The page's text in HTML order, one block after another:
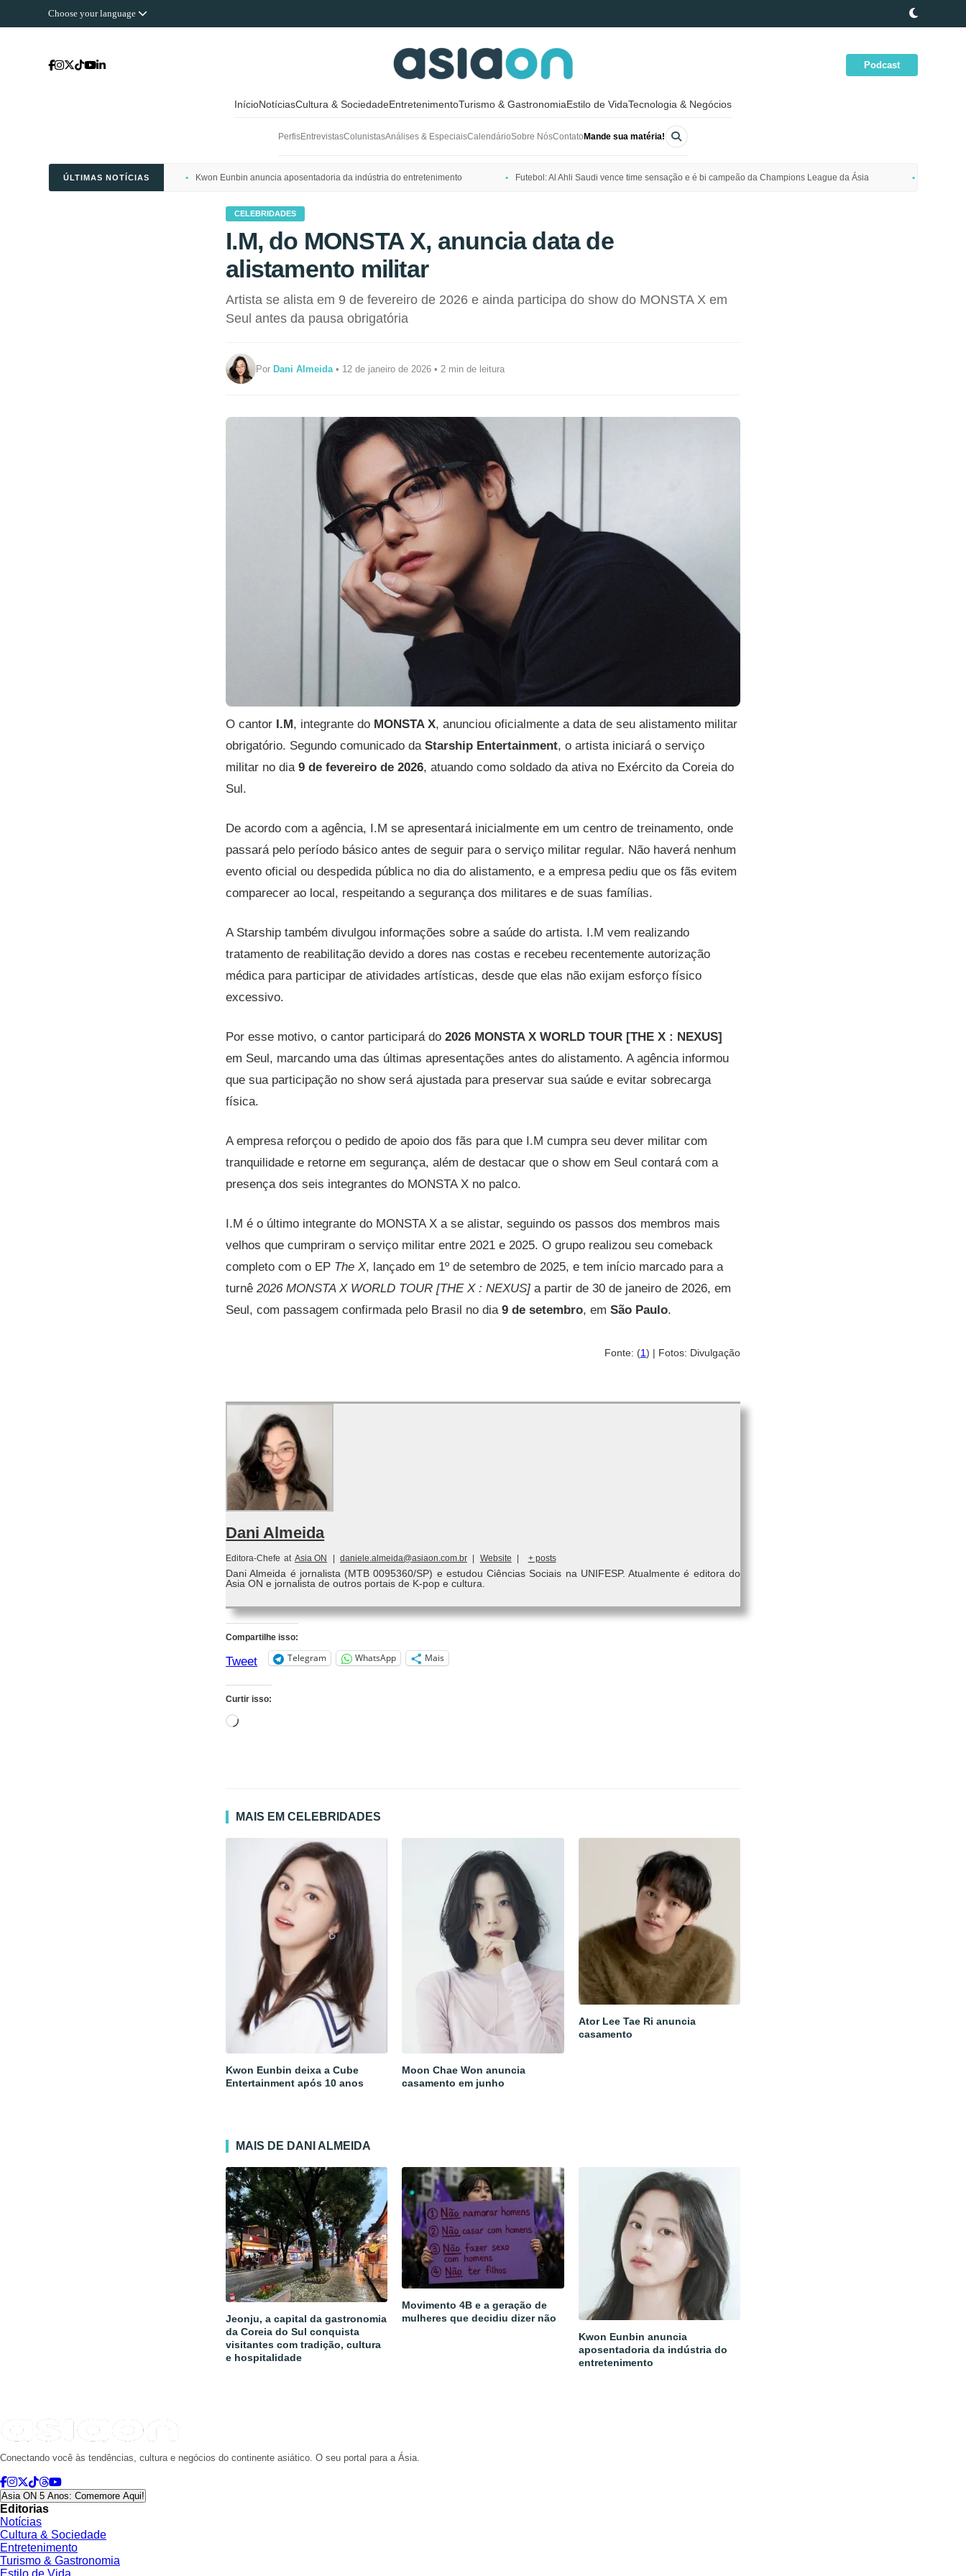
Choose your language
Podcast
InícioNotíciasCultura & SociedadeEntretenimentoTurismo & GastronomiaEstilo de VidaTecnologia & Negócios
PerfisEntrevistasColunistasAnálises & EspeciaisCalendárioSobre NósContato Mande sua matéria!
ÚLTIMAS NOTÍCIAS Kwon Eunbin anuncia aposentadoria da indústria do entretenimento Futebol: Al Ahli Saudi vence time sensação e é bi campeão da Champions League da Ásia
CELEBRIDADES
I.M, do MONSTA X, anuncia data de
alistamento militar
Artista se alista em 9 de fevereiro de 2026 e ainda participa do show do MONSTA X em
Seul antes da pausa obrigatória
PorDani Almeida • 12 de janeiro de 2026 • 2 min de leitura
O cantor I.M, integrante do MONSTA X, anunciou oficialmente a data de seu alistamento militar
obrigatório. Segundo comunicado daStarship Entertainment, o artista iniciará o serviço
militar no dia9 de fevereiro de 2026, atuando como soldado da ativa no Exército da Coreia do
Sul.
De acordo com a agência, I.M se apresentará inicialmente em um centro de treinamento, onde
passará pelo período básico antes de seguir para o serviço militar regular. Não haverá nenhum
evento oficial ou despedida pública no dia do alistamento, e a empresa pediu que os fãs evitem
comparecer ao local, respeitando a segurança dos militares e de suas famílias.
A Starship também divulgou informações sobre a saúde do artista. I.M vem realizando
tratamento de reabilitação devido a dores nas costas e recebeu recentemente autorização
médica para participar de atividades artísticas, desde que elas não exijam esforço físico
excessivo.
Por esse motivo, o cantor participará do2026 MONSTA X WORLD TOUR [THE X : NEXUS]
em Seul, marcando uma das últimas apresentações antes do alistamento. A agência informou
que sua participação no show será ajustada para preservar sua saúde e evitar sobrecarga
física.
A empresa reforçou o pedido de apoio dos fãs para que I.M cumpra seu dever militar com
tranquilidade e retorne em segurança, além de destacar que o show em Seul contará com a
presença dos seis integrantes do MONSTA X no palco.
I.M é o último integrante do MONSTA X a se alistar, seguindo os passos dos membros mais
velhos que cumpriram o serviço militar entre 2021 e 2025. O grupo realizou seu comeback
completo com o EP The X, lançado em 1º de setembro de 2025, e tem início marcado para a
turnê2026 MONSTA X WORLD TOUR [THE X : NEXUS] a partir de 30 de janeiro de 2026, em
Seul, com passagem confirmada pelo Brasil no dia9 de setembro, emSão Paulo.
Fonte: (1) | Fotos: Divulgação
Dani Almeida
Editora-Chefe at Asia ON daniele.almeida@asiaon.com.br Website + posts
Dani Almeida é jornalista (MTB 0095360/SP) e estudou Ciências Sociais na UNIFESP. Atualmente é editora do
Asia ON e jornalista de outros portais de K-pop e cultura.
Compartilhe isso:
Tweet Telegram WhatsApp Mais
Curtir isso:
Carregando...
MAIS EM CELEBRIDADES
Kwon Eunbin deixa a Cube
Entertainment após 10 anos
Moon Chae Won anuncia
casamento em junho
Ator Lee Tae Ri anuncia
casamento
MAIS DE DANI ALMEIDA
Jeonju, a capital da gastronomia
da Coreia do Sul conquista
visitantes com tradição, cultura
e hospitalidade
Movimento 4B e a geração de
mulheres que decidiu dizer não
Kwon Eunbin anuncia
aposentadoria da indústria do
entretenimento
Conectando você às tendências, cultura e negócios do continente asiático. O seu portal para a Ásia.
Asia ON 5 Anos: Comemore Aqui!
Editorias
Notícias
Cultura & Sociedade
Entretenimento
Turismo & Gastronomia
Estilo de Vida